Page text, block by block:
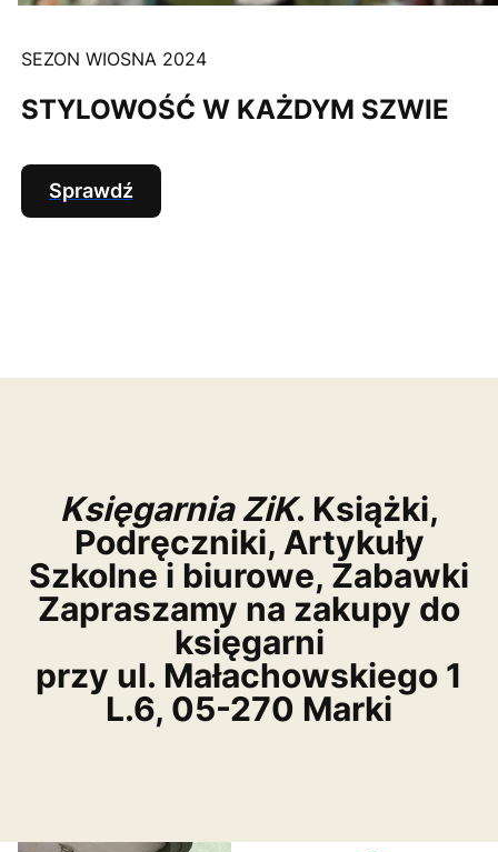
SEZON WIOSNA 2024
STYLOWOŚĆ W KAŻDYM SZWIE
Sprawdź
Księgarnia ZiK. Książki,
Podręczniki, Artykuły
Szkolne i biurowe, Zabawki
Zapraszamy na zakupy do
księgarni
przy ul. Małachowskiego 1
L.6, 05-270 Marki